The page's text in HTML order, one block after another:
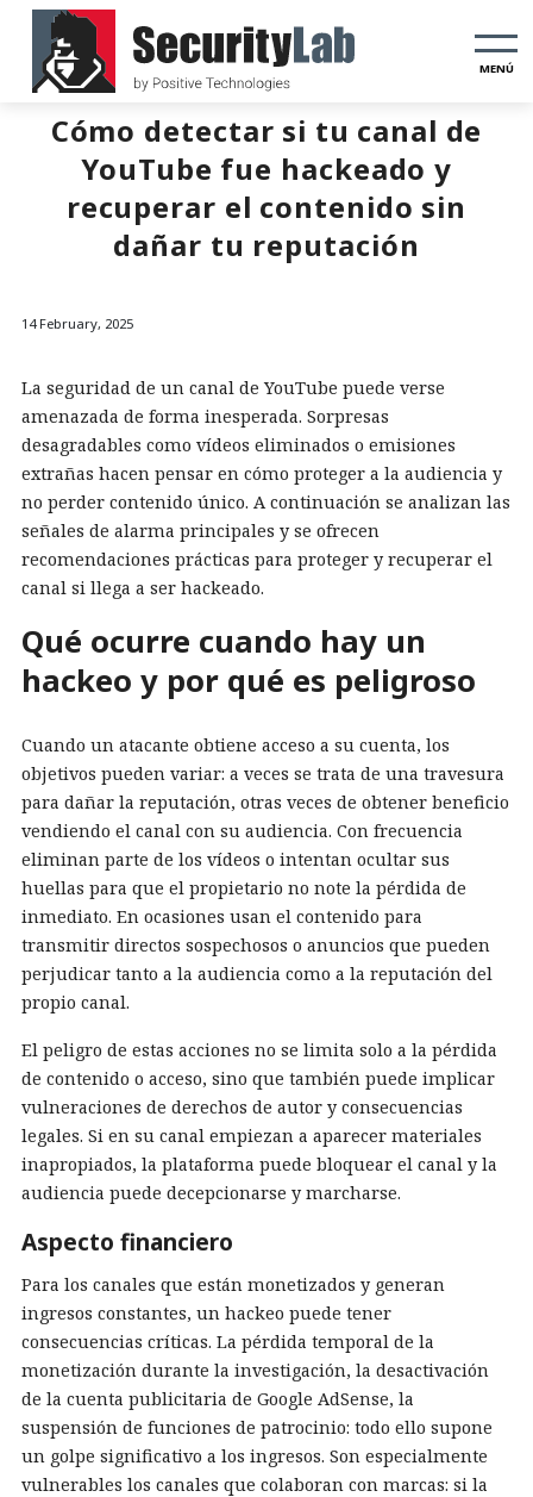
MENÚ
Cómo detectar si tu canal de
YouTube fue hackeado y
recuperar el contenido sin
dañar tu reputación
14 February, 2025
La seguridad de un canal de YouTube puede verse
amenazada de forma inesperada. Sorpresas
desagradables como vídeos eliminados o emisiones
extrañas hacen pensar en cómo proteger a la audiencia y
no perder contenido único. A continuación se analizan las
señales de alarma principales y se ofrecen
recomendaciones prácticas para proteger y recuperar el
canal si llega a ser hackeado.
Qué ocurre cuando hay un
hackeo y por qué es peligroso
Cuando un atacante obtiene acceso a su cuenta, los
objetivos pueden variar: a veces se trata de una travesura
para dañar la reputación, otras veces de obtener beneficio
vendiendo el canal con su audiencia. Con frecuencia
eliminan parte de los vídeos o intentan ocultar sus
huellas para que el propietario no note la pérdida de
inmediato. En ocasiones usan el contenido para
transmitir directos sospechosos o anuncios que pueden
perjudicar tanto a la audiencia como a la reputación del
propio canal.
El peligro de estas acciones no se limita solo a la pérdida
de contenido o acceso, sino que también puede implicar
vulneraciones de derechos de autor y consecuencias
legales. Si en su canal empiezan a aparecer materiales
inapropiados, la plataforma puede bloquear el canal y la
audiencia puede decepcionarse y marcharse.
Aspecto financiero
Para los canales que están monetizados y generan
ingresos constantes, un hackeo puede tener
consecuencias críticas. La pérdida temporal de la
monetización durante la investigación, la desactivación
de la cuenta publicitaria de Google AdSense, la
suspensión de funciones de patrocinio: todo ello supone
un golpe significativo a los ingresos. Son especialmente
vulnerables los canales que colaboran con marcas: si la